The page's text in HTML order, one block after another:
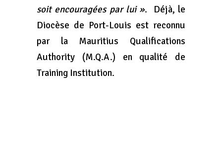
soit encouragées par lui ». Déjà, le
Diocèse de Port-Louis est reconnu
par la Mauritius Qualifications
Authority (M.Q.A.) en qualité de
Training Institution.